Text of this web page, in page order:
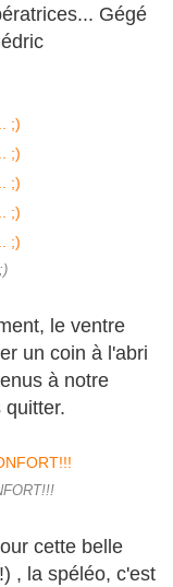
Gégé
le ventre
un coin à l'abri
à notre
quitter.
cette belle
, la spéléo, c'est